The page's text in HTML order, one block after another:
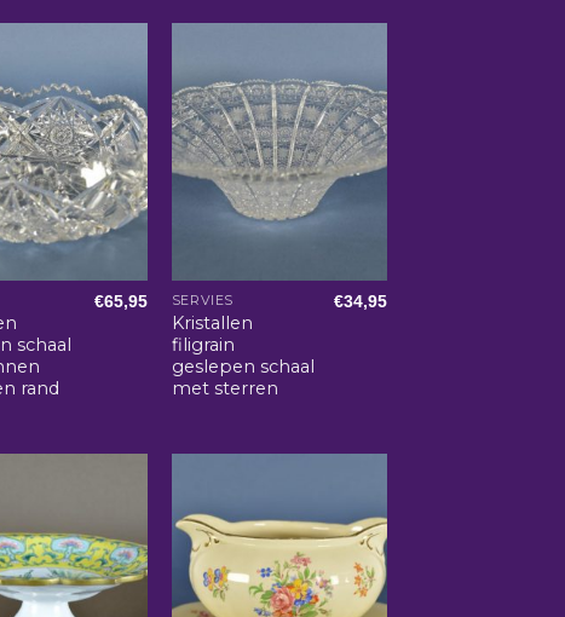
schaal
rand
€65,95 SERVIES
Kristallen
filigrain
geslepen schaal
met sterren
€34,95